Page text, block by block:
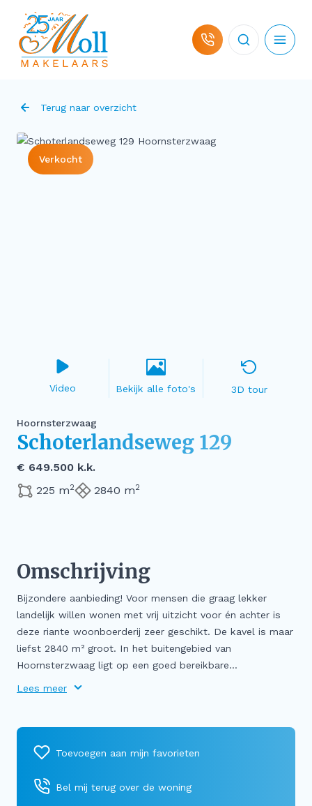
Terug naar overzicht
Verkocht
Video 3D tour
Hoornsterzwaag
Schoterlandseweg 129
€ 649.500 k.k.
225 m2 2840 m2
Omschrijving
Bijzondere aanbieding! Voor mensen die graag lekker
landelijk willen wonen met vrij uitzicht voor én achter is
deze riante woonboerderij zeer geschikt. De kavel is maar
liefst 2840 m² groot. In het buitengebied van
Hoornsterzwaag ligt op een goed bereikbare...
Lees meer
Bel mij terug over de woning